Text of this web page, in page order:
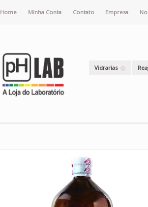
Home Minha Conta Contato Empresa
Vidrarias